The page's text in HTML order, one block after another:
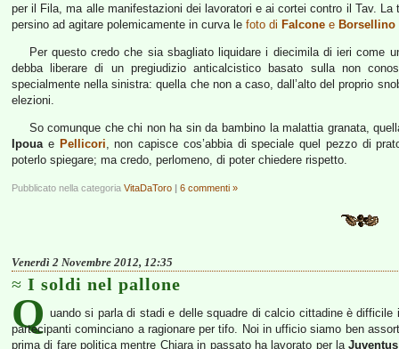
per il Fila, ma alle manifestazioni dei lavoratori e ai cortei contro il Tav.
persino ad agitare polemicamente in curva le foto di Falcone e Borsellino
Per questo credo che sia sbagliato liquidare i diecimila di ieri come
debba liberare di un pregiudizio anticalcistico basato sulla non
specialmente nella sinistra: quella che non a caso, dall’alto del proprio
elezioni.
So comunque che chi non ha sin da bambino la malattia granata,
Ipoua e Pellicori , non capisce cos’abbia di speciale quel pezzo di
poterlo spiegare; ma credo, perlomeno, di poter chiedere rispetto.
Pubblicato nella categoria VitaDaToro | 6 commenti »
Venerdì 2 Novembre 2012, 12:35
I soldi nel pallone
Q uando si parla di stadi e delle squadre di calcio cittadine è
partecipanti cominciano a ragionare per tifo. Noi in ufficio siamo ben
prima di fare politica mentre Chiara in passato ha lavorato per laJuventus